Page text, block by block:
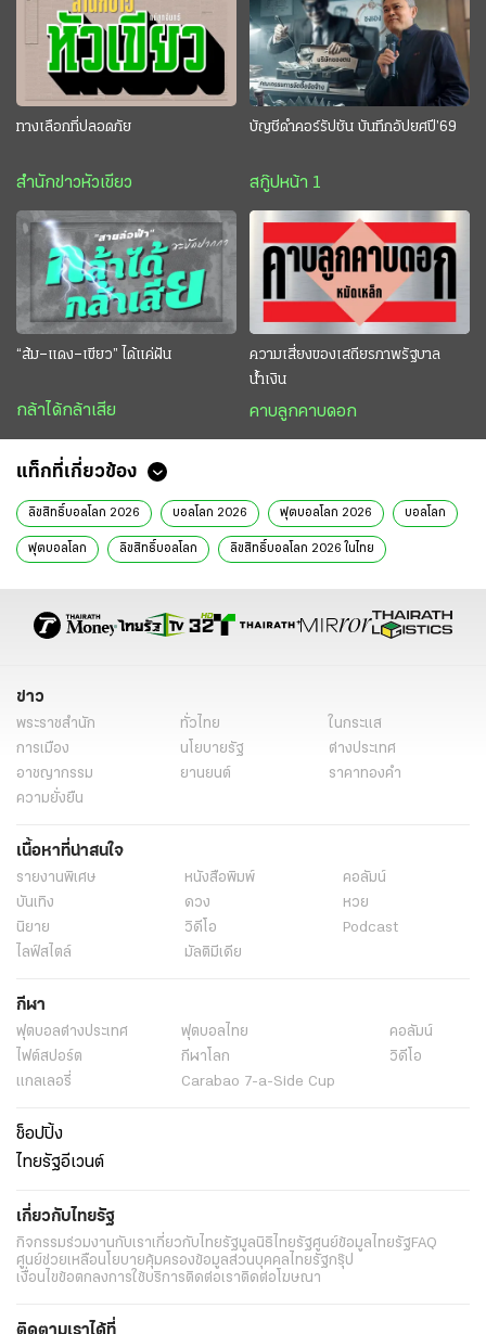
ทางเลือกที่ปลอดภัย
สำนักข่าวหัวเขียว
บัญชีดำคอร์รัปชัน บันทึกอัปยศปี’69
สกู๊ปหน้า 1
“ส้ม–แดง–เขียว” ได้แค่ฝัน
กล้าได้กล้าเสีย
ความเสี่ยงของเสถียรภาพรัฐบาล
น้ำเงิน
คาบลูกคาบดอก
แท็กที่เกี่ยวข้อง
ลิขสิทธิ์บอลโลก 2026 บอลโลก 2026 ฟุตบอลโลก 2026 บอลโลก
ฟุตบอลโลก ลิขสิทธิ์บอลโลก ลิขสิทธิ์บอลโลก 2026 ในไทย
ข่าว
พระราชสำนัก ทั่วไทย
ในกระแส
การเมือง
นโยบายรัฐ
ต่างประเทศ
อาชญากรรม
ยานยนต์
ราคาทองคำ
ความยั่งยืน
เนื้อหาที่น่าสนใจ
รายงานพิเศษ หนังสือพิมพ์
คอลัมน์
บันเทิง
ดวง
หวย
นิยาย
วิดีโอ
Podcast
ไลฟ์สไตล์
มัลติมีเดีย
กีฬา
ฟุตบอลต่่างประเทศ ฟุตบอลไทย
คอลัมน์
ไฟต์สปอร์ต
กีฬาโลก
วิดีโอ
แกลเลอรี่
Carabao 7-a-Side Cup
ช็อปปิ้ง
ไทยรัฐอีเวนต์
เกี่ยวกับไทยรัฐ
กิจกรรมร่วมงานกับเราเกี่ยวกับไทยรัฐมูลนิธิไทยรัฐศูนย์ข้อมูลไทยรัฐFAQ
ศูนย์ช่วยเหลือนโยบายคุ้มครองข้อมูลส่วนบุคคลไทยรัฐกรุ๊ป
เงื่อนไขข้อตกลงการใช้บริการติดต่อเราติดต่อโฆษณา